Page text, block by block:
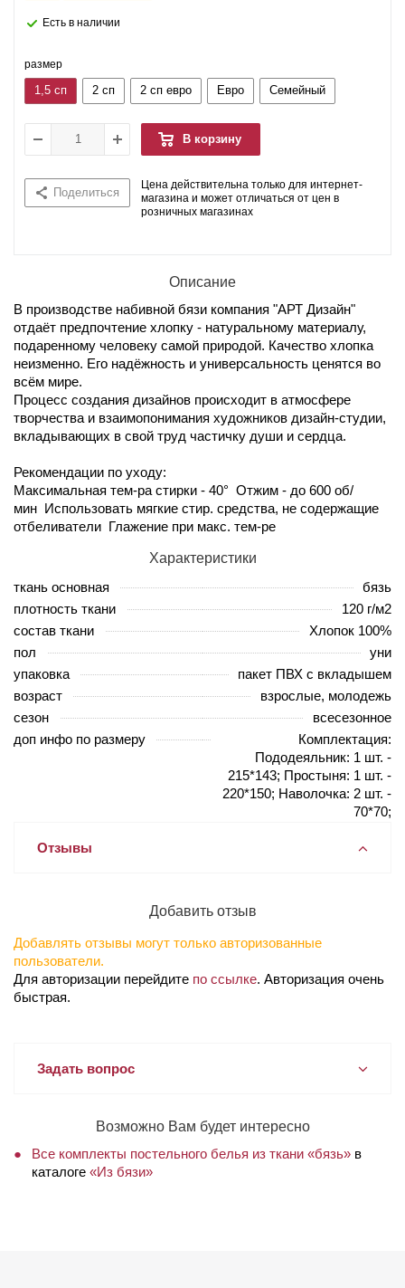
Есть в наличии
размер
1,5 сп 2 сп 2 сп евро Евро Семейный
В корзину
Поделиться
Цена действительна только для интернет-
магазина и может отличаться от цен в
розничных магазинах
Описание
В производстве набивной бязи компания "АРТ Дизайн"
отдаёт предпочтение хлопку - натуральному материалу,
подаренному человеку самой природой. Качество хлопка
неизменно. Его надёжность и универсальность ценятся во
всём мире.
Процесс создания дизайнов происходит в атмосфере
творчества и взаимопонимания художников дизайн-студии,
вкладывающих в свой труд частичку души и сердца.
Рекомендации по уходу:
Максимальная тем-ра стирки - 40° Отжим - до 600 об/
мин Использовать мягкие стир. средства, не содержащие
отбеливатели Глажение при макс. тем-ре
Характеристики
ткань основная
бязь
плотность ткани
120 г/м2
состав ткани
Хлопок 100%
пол
уни
упаковка
пакет ПВХ с вкладышем
возраст
взрослые, молодежь
сезон
всесезонное
доп инфо по размеру
Комплектация:
Пододеяльник: 1 шт. -
215*143; Простыня: 1 шт. -
220*150; Наволочка: 2 шт. -
70*70;
Отзывы
Добавить отзыв
Добавлять отзывы могут только авторизованные
пользователи.
Для авторизации перейдите по ссылке. Авторизация очень
быстрая.
Задать вопрос
Возможно Вам будет интересно
Все комплекты постельного белья из ткани «бязь» в
каталоге «Из бязи»